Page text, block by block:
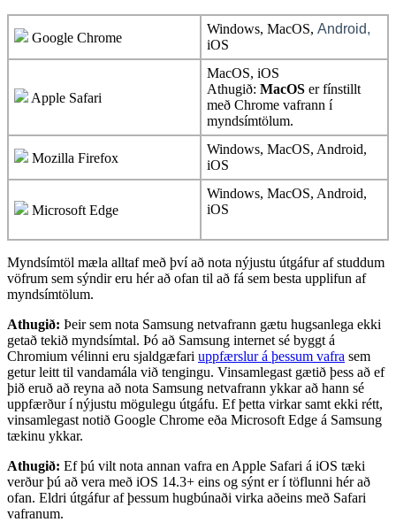
Google Chrome
Windows, MacOS, Android,
iOS
Apple Safari
MacOS, iOS
Athugið: MacOS er fínstillt
með Chrome vafrann í
myndsímtölum.
Mozilla Firefox
Windows, MacOS, Android,
iOS
Microsoft Edge
Windows, MacOS, Android,
iOS
Myndsímtöl mæla alltaf með því að nota nýjustu útgáfur af studdum
vöfrum sem sýndir eru hér að ofan til að fá sem besta upplifun af
myndsímtölum.
Athugið: Þeir sem nota Samsung netvafrann gætu hugsanlega ekki
getað tekið myndsímtal. Þó að Samsung internet sé byggt á
Chromium vélinni eru sjaldgæfari uppfærslur á þessum vafra sem
getur leitt til vandamála við tengingu. Vinsamlegast gætið þess að ef
þið eruð að reyna að nota Samsung netvafrann ykkar að hann sé
uppfærður í nýjustu mögulegu útgáfu. Ef þetta virkar samt ekki rétt,
vinsamlegast notið Google Chrome eða Microsoft Edge á Samsung
tækinu ykkar.
Athugið: Ef þú vilt nota annan vafra en Apple Safari á iOS tæki
verður þú að vera með iOS 14.3+ eins og sýnt er í töflunni hér að
ofan. Eldri útgáfur af þessum hugbúnaði virka aðeins með Safari
vafranum.